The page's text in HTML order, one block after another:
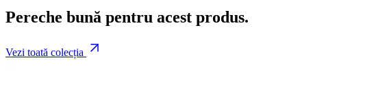
Pereche bună pentru acest produs.
Vezi toată colecția